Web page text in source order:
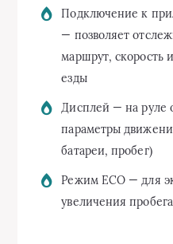
Подключение к
— позволяет
маршрут, скорость
езды
Дисплей — на руле
параметры
батареи, пробег)
Режим ECO — для
увеличения пробега